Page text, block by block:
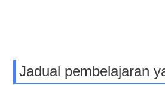
Jadual pembelajaran